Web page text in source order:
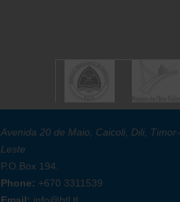
Avenida 20 de Maio, Caicoli, Dili, Timor-
Leste
P.O.Box 194.
Phone: +670 3311539